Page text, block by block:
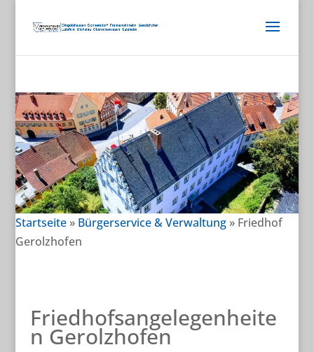
Startseite » Bürgerservice & Verwaltung » Friedhof
Gerolzhofen
Friedhofsangelegenheite
n Gerolzhofen